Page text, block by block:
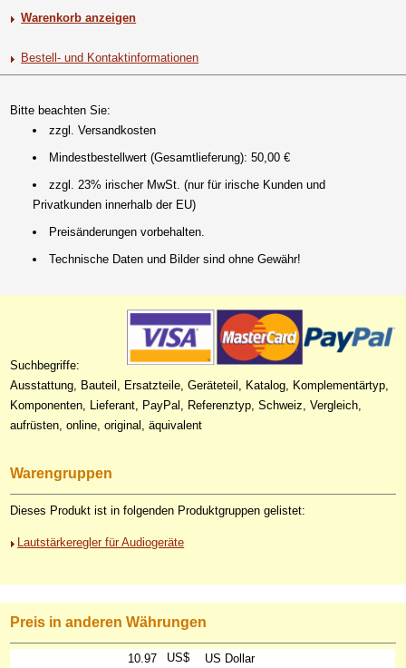
Warenkorb anzeigen
Bestell- und Kontaktinformationen
Bitte beachten Sie:
zzgl. Versandkosten
Mindestbestellwert (Gesamtlieferung): 50,00 €
zzgl. 23% irischer MwSt. (nur für irische Kunden und
Privatkunden innerhalb der EU)
Preisänderungen vorbehalten.
Technische Daten und Bilder sind ohne Gewähr!
Suchbegriffe:
Ausstattung, Bauteil, Ersatzteile, Geräteteil, Katalog, Komplementärtyp,
Komponenten, Lieferant, PayPal, Referenztyp, Schweiz, Vergleich,
aufrüsten, online, original, äquivalent
Warengruppen
Dieses Produkt ist in folgenden Produktgruppen gelistet:
Lautstärkeregler für Audiogeräte
Preis in anderen Währungen
10.97 US$
US Dollar